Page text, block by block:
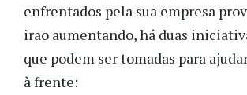
enfrentados pela sua empresa
irão aumentando, há duas
que podem ser tomadas para
à frente: